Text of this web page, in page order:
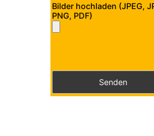
Bilder hochladen (JPEG,
PNG, PDF)
Bitte lasse dieses Feld leer.